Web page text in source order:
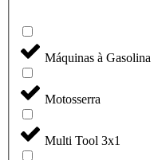
Máquinas à Gasolina
Motosserra
Multi Tool 3x1